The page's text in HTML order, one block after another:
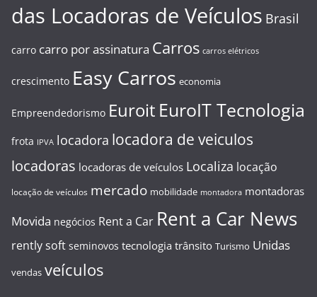
das Locadoras de Veículos Brasil
carro carro por assinatura Carros carros elétricos
crescimento Easy Carros economia
Empreendedorismo Euroit EuroIT Tecnologia
frota IPVA locadora locadora de veiculos
locadoras locadoras de veículos Localiza locação
locação de veículos mercado mobilidade montadora montadoras
Movida negócios Rent a Car Rent a Car News
rently soft seminovos tecnologia trânsito Turismo Unidas
vendas veículos